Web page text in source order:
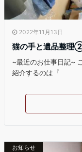
2022年11月13日
猫の手と遺品整理
~最近のお仕事日記~
紹介するのは『
お知らせ